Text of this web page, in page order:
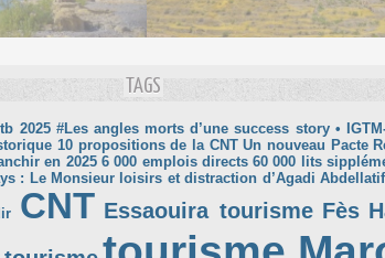
TAGS
2025 #Les angles morts d’une success story •
10 propositions de la CNT Un nouveau Pacte
en 2025 6 000 emplois directs 60 000 lits
: Le Monsieur loisirs et distraction d’Agadi
CNT Essaouira tourisme Fès